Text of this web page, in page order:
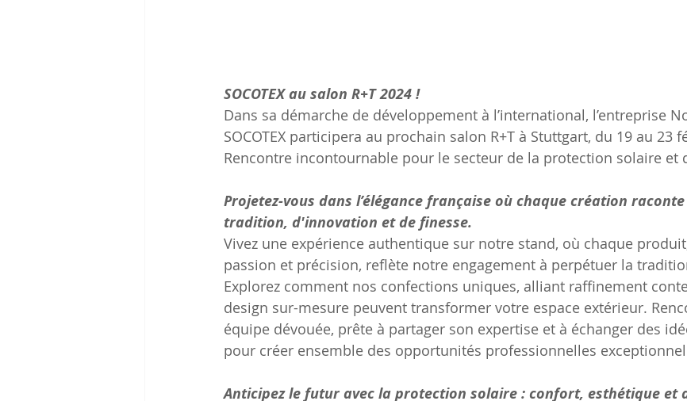
SOCOTEX au salon R+T 2024 !
Dans sa démarche de développement à l’international, l’entreprise
SOCOTEX participera au prochain salon R+T à Stuttgart, du 19 au 23
Rencontre incontournable pour le secteur de la protection solaire et
Projetez-vous dans l’élégance française où chaque création
tradition, d'innovation et de finesse.
Vivez une expérience authentique sur notre stand, où chaque
passion et précision, reflète notre engagement à perpétuer la
Explorez comment nos confections uniques, alliant raffinement
design sur-mesure peuvent transformer votre espace extérieur.
équipe dévouée, prête à partager son expertise et à échanger des
pour créer ensemble des opportunités professionnelles
Anticipez le futur avec la protection solaire : confort, esthétique et